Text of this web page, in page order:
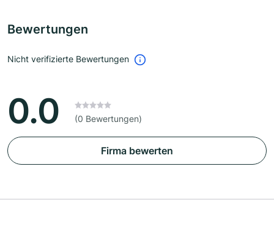
Bewertungen
Nicht verifizierte Bewertungen
0.0 (0 Bewertungen)
Firma bewerten